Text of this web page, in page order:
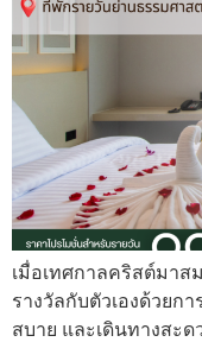
เมื่อเทศกาลคริสต์มาส
รางวัลกับตัวเองด้วยก
สบาย และเดินทางสะ